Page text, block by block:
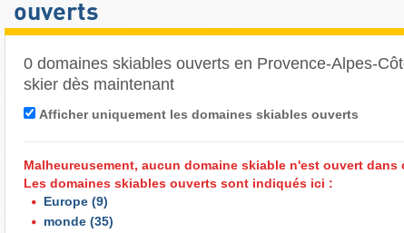
ouverts
0 domaines skiables ouverts en Provence-Alpes-
skier dès maintenant
Afficher uniquement les domaines skiables ouverts
Malheureusement, aucun domaine skiable n'est ouvert dans
Les domaines skiables ouverts sont indiqués ici :
Europe (9)
monde (35)